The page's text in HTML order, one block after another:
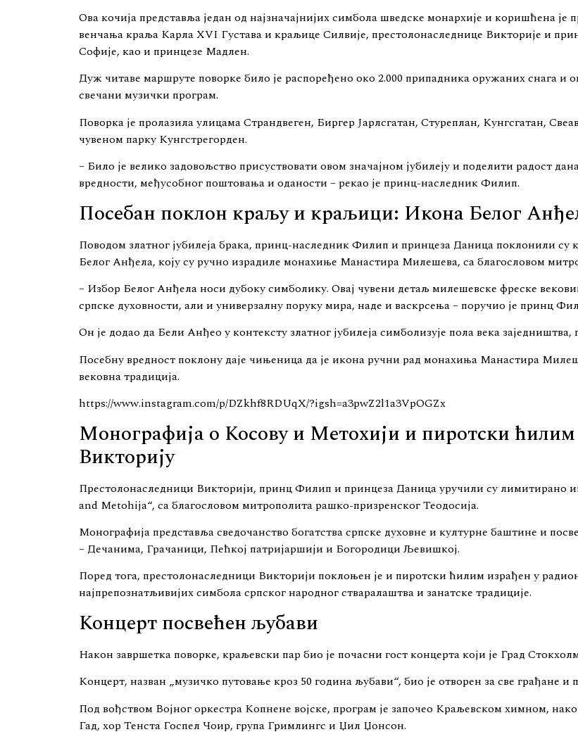
Ова кочија представља један од најзначајнијих симбола шведске монархије и коришћена
венчања краља Карла XVI Густава и краљице Силвије, престолонаследнице Викторије и
Софије, као и принцезе Мадлен.
Дуж читаве маршруте поворке било је распоређено око 2.000 припадника оружаних снага и
свечани музички програм.
Поворка је пролазила улицама Страндвеген, Биргер Јарлсгатан, Стуреплан, Кунгсгатан,
чувеном парку Кунгстрегорден.
– Било је велико задовољство присуствовати овом значајном јубилеју и поделити радост
вредности, међусобног поштовања и оданости – рекао је принц-наследник Филип.
Посебан поклон краљу и краљици: Икона Белог
Поводом златног јубилеја брака, принц-наследник Филип и принцеза Даница поклонили
Белог Анђела, коју су ручно израдиле монахиње Манастира Милешева, са благословом
– Избор Белог Анђела носи дубоку симболику. Овај чувени детаљ милешевске фреске
српске духовности, али и универзалну поруку мира, наде и васкрсења – поручио је принц
Он је додао да Бели Анђео у контексту златног јубилеја симболизује пола века
Посебну вредност поклону даје чињеница да је икона ручни рад монахиња Манастира
вековна традиција.
https://www.instagram.com/p/DZkhf8RDUqX/?igsh=a3pwZ2l1a3VpOGZx
Монографија о Косову и Метохији и пиротски ћилим
Викторију
Престолонаследници Викторији, принц Филип и принцеза Даница уручили су лимитирано
and Metohija“, са благословом митрополита рашко-призренског Теодосија.
Монографија представља сведочанство богатства српске духовне и културне баштине и
– Дечанима, Грачаници, Пећкој патријаршији и Богородици Љевишкој.
Поред тога, престолонаследници Викторији поклоњен је и пиротски ћилим израђен у
најпрепознатљивијих симбола српског народног стваралаштва и занатске традиције.
Концерт посвећен љубави
Након завршетка поворке, краљевски пар био је почасни гост концерта који је Град
Концерт, назван „музичко путовање кроз 50 година љубави“, био је отворен за све грађане и
Под вођством Војног оркестра Копнене војске, програм је започео Краљевском химном,
Гад, хор Тенста Госпел Чоир, група Гримлингс и Џил Џонсон.